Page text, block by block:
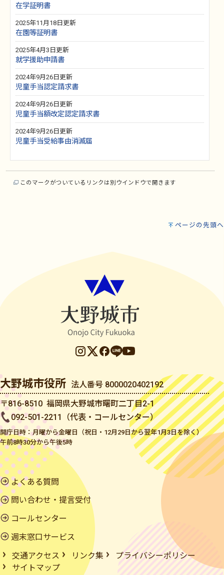
在学証明書
2025年11月18日更新
在園等証明書
2025年4月3日更新
就学援助申請書
2024年9月26日更新
児童手当認定請求書
2024年9月26日更新
児童手当額改定認定請求書
2024年9月26日更新
児童手当受給事由消滅届
このマークがついているリンクは別ウインドウで開きます
ページの先頭へ
大野城市役所 法人番号 8000020402192
〒816-8510 福岡県大野城市曙町二丁目2-1
092-501-2211（代表・コールセンター）
開庁日時：月曜から金曜日（祝日・12月29日から翌年1月3日を除く）
午前8時30分から午後5時
よくある質問
問い合わせ・提言受付
コールセンター
週末窓口サービス
交通アクセス
リンク集
プライバシーポリシー
サイトマップ